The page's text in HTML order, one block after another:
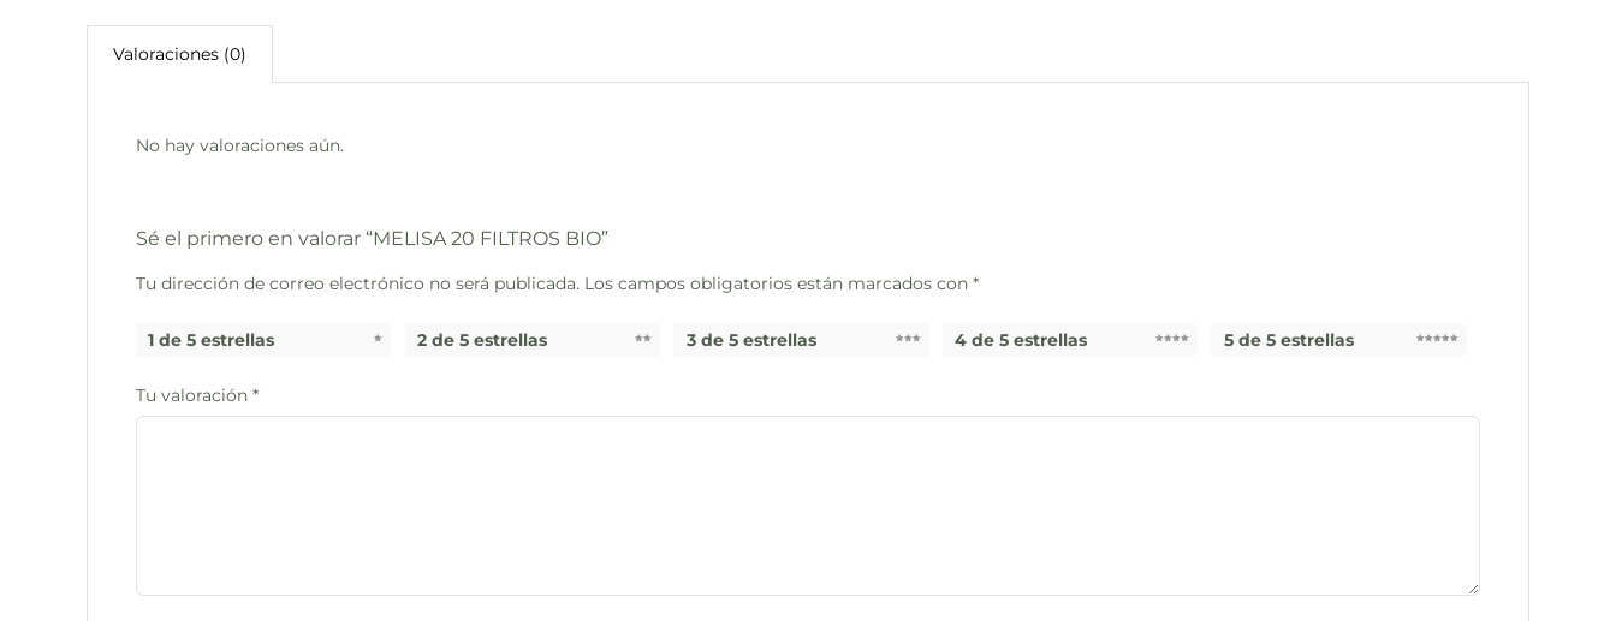
Valoraciones (0)
No hay valoraciones aún.
Sé el primero en valorar “MELISA 20 FILTROS BIO”
Tu dirección de correo electrónico no será publicada. Los campos obligatorios están marcados con *
1 de 5 estrellas 2 de 5 estrellas 3 de 5 estrellas 4 de 5 estrellas 5 de 5 estrellas
Tu valoración *